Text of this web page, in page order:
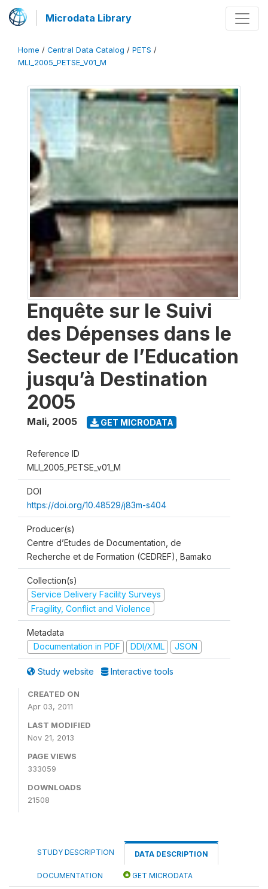
Microdata Library
Home / Central Data Catalog / PETS /
MLI_2005_PETSE_V01_M
Enquête sur le Suivi
des Dépenses dans le
Secteur de l’Education
jusqu’à Destination
2005
Mali, 2005 GET MICRODATA
Reference ID
MLI_2005_PETSE_v01_M
DOI
https://doi.org/10.48529/j83m-s404
Producer(s)
Centre d’Etudes de Documentation, de
Recherche et de Formation (CEDREF), Bamako
Collection(s)
Service Delivery Facility Surveys
Fragility, Conflict and Violence
Metadata
Documentation in PDF
DDI/XML JSON
Study website Interactive tools
CREATED ON
Apr 03, 2011
LAST MODIFIED
Nov 21, 2013
PAGE VIEWS
333059
DOWNLOADS
21508
STUDY DESCRIPTION DATA DESCRIPTION
DOCUMENTATION GET MICRODATA